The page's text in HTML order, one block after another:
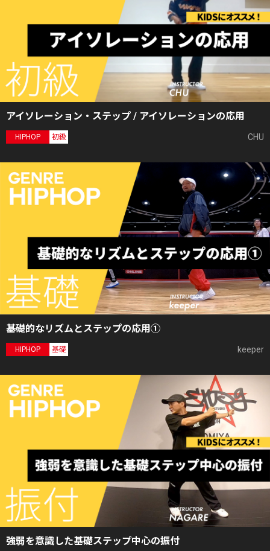
アイソレーション・ステップ / アイソレーションの応用
HIPHOP 初級 CHU
基礎的なリズムとステップの応用①
HIPHOP 基礎 keeper
強弱を意識した基礎ステップ中心の振付